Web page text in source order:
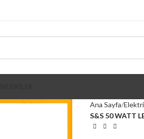
Ana Sayfa
S&S 50 WATT